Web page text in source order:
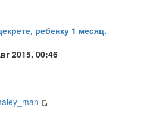
ребенку 1 месяц.
2015, 00:46